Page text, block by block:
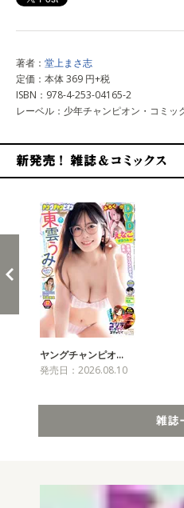
著者： 堂上まさ志
定価：本体 369 円+税
ISBN：978-4-253-04165-2
レーベル：少年チャンピオン・コミッ
ヤングチャンピオ…
発売日：2026.08.10